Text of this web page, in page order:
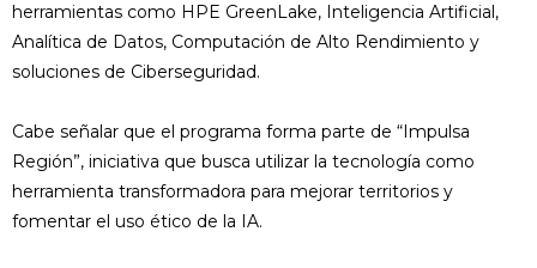
herramientas como HPE GreenLake, Inteligencia Artificial,
Analítica de Datos, Computación de Alto Rendimiento y
soluciones de Ciberseguridad.
Cabe señalar que el programa forma parte de “Impulsa
Región”, iniciativa que busca utilizar la tecnología como
herramienta transformadora para mejorar territorios y
fomentar el uso ético de la IA.